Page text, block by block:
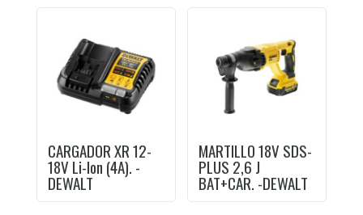
CARGADOR XR 12-
18V Li-Ion (4A). -
DEWALT
MARTILLO 18V SDS-
PLUS 2,6 J
BAT+CAR. -DEWALT